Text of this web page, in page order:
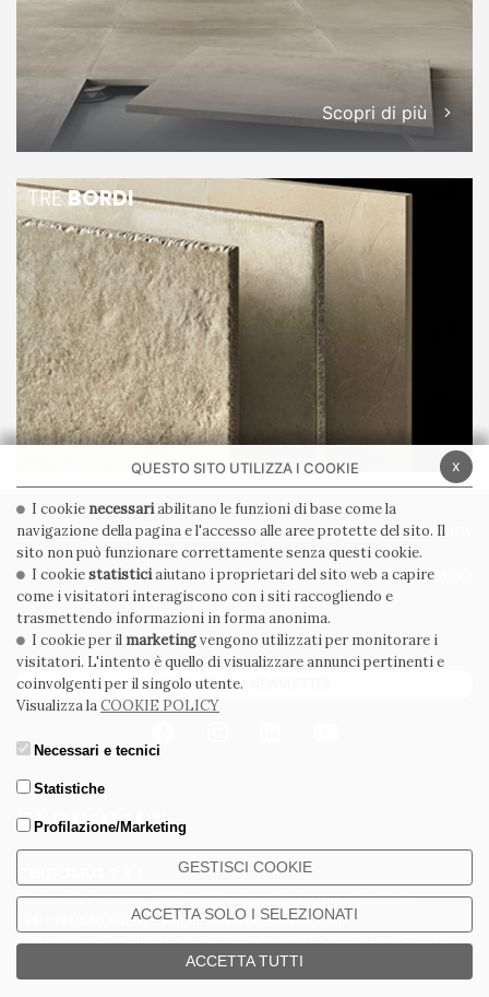
Scopri di più
TREBORDI
Via Emilia Ponente, 1000 - 48014 Castel Bolognese (RA) Italy
Tel. +39.0546.652111 - Email: info@cerdomus.com
Codice Fiscale e numero iscrizione al registro imprese di Ravenna
02620780391 - REA RA 217992 - Capitale Sociale Euro 20.000.000 i.v.
PRIVACY POLICY COOKIE POLICY
CONDIZIONI GENERALI WHISTLEBLOWING
CODICE ETICO
ISCRIVITI ALLA NEWSLETTER
x
QUESTO SITO UTILIZZA I COOKIE
I cookie necessariabilitano le funzioni di base come la
navigazione della pagina e l'accesso alle aree protette del sito. Il
sito non può funzionare correttamente senza questi cookie.
I cookiestatisticiaiutano i proprietari del sito web a capire
come i visitatori interagiscono con i siti raccogliendo e
trasmettendo informazioni in forma anonima.
I cookie per il marketingvengono utilizzati per monitorare i
visitatori. L'intento è quello di visualizzare annunci pertinenti e
coinvolgenti per il singolo utente.
Visualizza laCOOKIE POLICY
Necessari e tecnici
Statistiche
Profilazione/Marketing
GESTISCI COOKIE
ACCETTA SOLO I SELEZIONATI
ACCETTA TUTTI